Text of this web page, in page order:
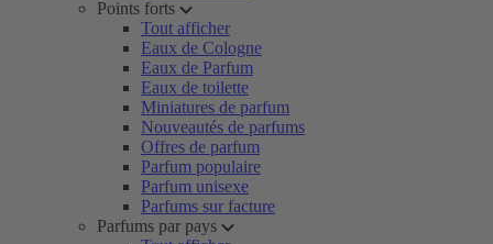
Points forts
Tout afficher
Eaux de Cologne
Eaux de Parfum
Eaux de toilette
Miniatures de parfum
Nouveautés de parfums
Offres de parfum
Parfum populaire
Parfum unisexe
Parfums sur facture
Parfums par pays